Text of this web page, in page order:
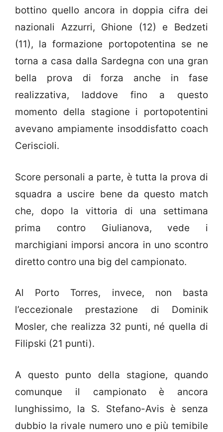
bottino quello ancora in doppia cifra dei
nazionali Azzurri, Ghione (12) e Bedzeti
(11), la formazione portopotentina se ne
torna a casa dalla Sardegna con una gran
bella prova di forza anche in fase
realizzativa, laddove fino a questo
momento della stagione i portopotentini
avevano ampiamente insoddisfatto coach
Ceriscioli.
Score personali a parte, è tutta la prova di
squadra a uscire bene da questo match
che, dopo la vittoria di una settimana
prima contro Giulianova, vede i
marchigiani imporsi ancora in uno scontro
diretto contro una big del campionato.
Al Porto Torres, invece, non basta
l’eccezionale prestazione di Dominik
Mosler, che realizza 32 punti, né quella di
Filipski (21 punti).
A questo punto della stagione, quando
comunque il campionato è ancora
lunghissimo, la S. Stefano-Avis è senza
dubbio la rivale numero uno e più temibile